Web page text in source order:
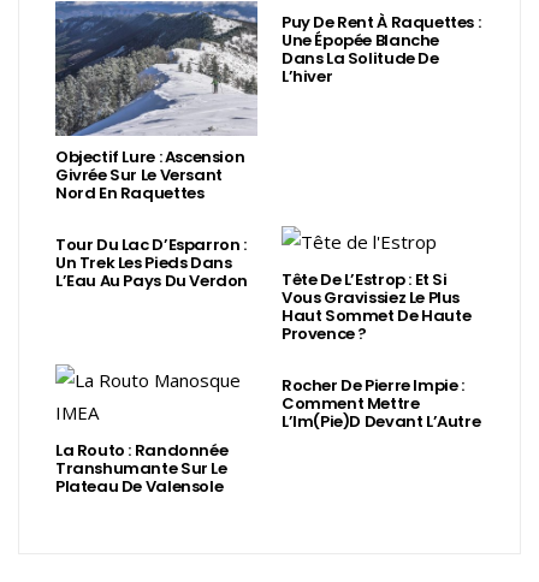
Objectif Lure : Ascension
Givrée Sur Le Versant
Nord En Raquettes
Puy De Rent À Raquettes :
Une Épopée Blanche
Dans La Solitude De
L’hiver
Tour Du Lac D’Esparron :
Un Trek Les Pieds Dans
L’Eau Au Pays Du Verdon Tête De L’Estrop : Et Si
Vous Gravissiez Le Plus
Haut Sommet De Haute
Provence ?
La Routo : Randonnée
Transhumante Sur Le
Plateau De Valensole
Rocher De Pierre Impie :
Comment Mettre
L’Im(Pie)d Devant L’Autre